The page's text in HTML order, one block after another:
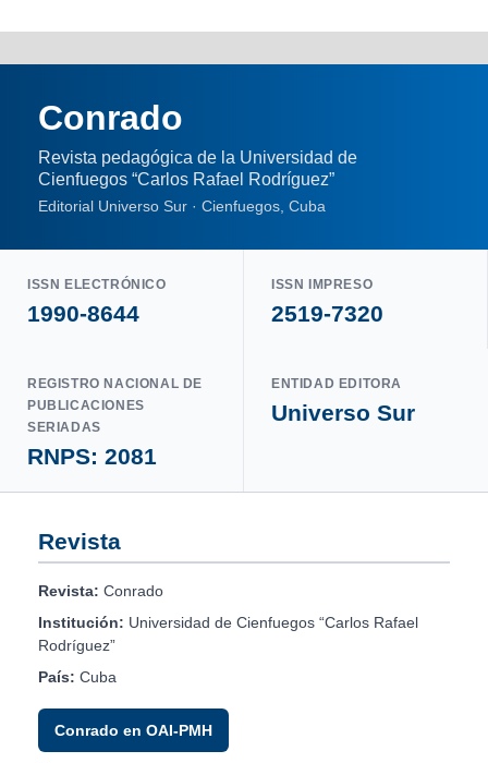
Conrado
Revista pedagógica de la Universidad de
Cienfuegos “Carlos Rafael Rodríguez”
Editorial Universo Sur · Cienfuegos, Cuba
ISSN ELECTRÓNICO
1990-8644
ISSN IMPRESO
2519-7320
REGISTRO NACIONAL DE
PUBLICACIONES
SERIADAS
RNPS: 2081
ENTIDAD EDITORA
Universo Sur
Revista
Revista: Conrado
Institución: Universidad de Cienfuegos “Carlos Rafael
Rodríguez”
País: Cuba
Conrado en OAI-PMH